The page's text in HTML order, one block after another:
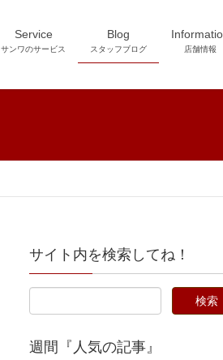
Service
サンワのサービス
Blog
スタッフブログ 店舗情報
サイト内を検索してね！
週間『人気の記事』